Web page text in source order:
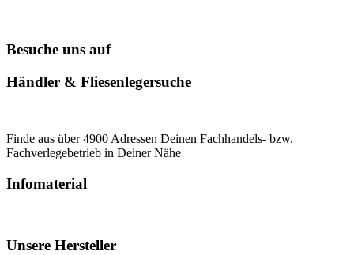
Besuche uns auf
Händler & Fliesenlegersuche
Finde aus über 4900 Adressen Deinen Fachhandels- bzw.
Fachverlegebetrieb in Deiner Nähe
Infomaterial
Unsere Hersteller